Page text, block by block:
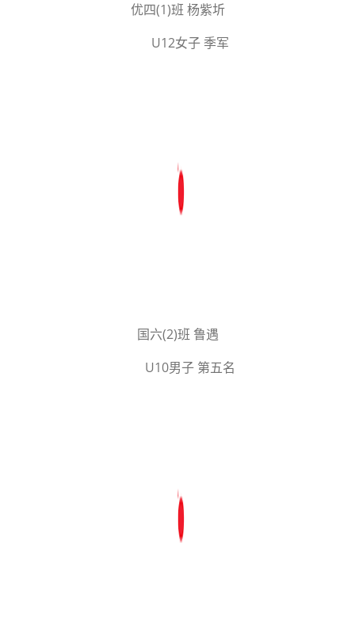
优四(1)班 杨紫圻
U12女子 季军
国六(2)班 鲁遇
U10男子 第五名